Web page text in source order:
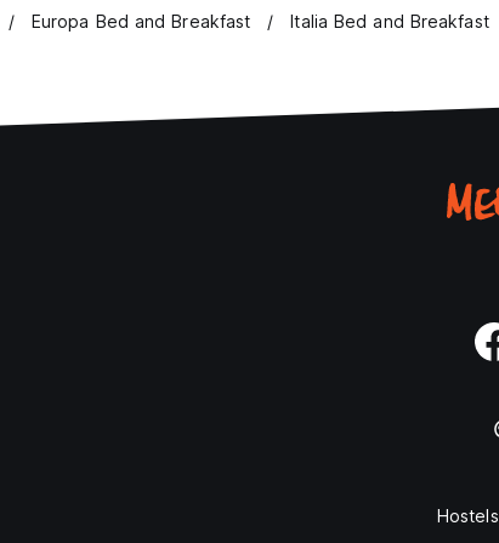
Europa Bed and Breakfast Italia Bed and Breakfast
Hostels